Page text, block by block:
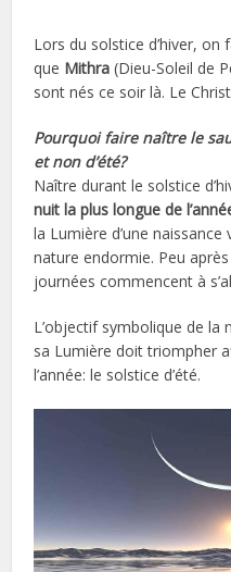
Lors du solstice d’hiver,
que Mithra (Dieu-Soleil de
sont nés ce soir là. Le
Pourquoi faire naître le
et non d’été?
Naître durant le solstice
nuit la plus longue de
la Lumière d’une
nature endormie. Peu après
journées commencent à
L’objectif symbolique de la
sa Lumière doit triompher
l’année: le solstice d’été.